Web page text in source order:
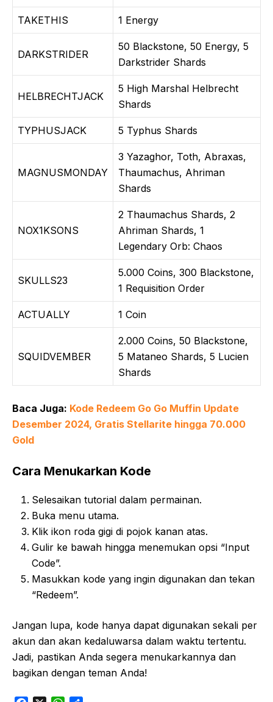
TAKETHIS 1 Energy
DARKSTRIDER
50 Blackstone, 50 Energy, 5
Darkstrider Shards
HELBRECHTJACK
5 High Marshal Helbrecht
Shards
TYPHUSJACK 5 Typhus Shards
MAGNUSMONDAY
3 Yazaghor, Toth, Abraxas,
Thaumachus, Ahriman
Shards
NOX1KSONS
2 Thaumachus Shards, 2
Ahriman Shards, 1
Legendary Orb: Chaos
SKULLS23
5.000 Coins, 300 Blackstone,
1 Requisition Order
ACTUALLY 1 Coin
SQUIDVEMBER
2.000 Coins, 50 Blackstone,
5 Mataneo Shards, 5 Lucien
Shards
Baca Juga: Kode Redeem Go Go Muffin Update
Desember 2024, Gratis Stellarite hingga 70.000
Gold
Cara Menukarkan Kode
Selesaikan tutorial dalam permainan.
Buka menu utama.
Klik ikon roda gigi di pojok kanan atas.
Gulir ke bawah hingga menemukan opsi “Input
Code”.
Masukkan kode yang ingin digunakan dan tekan
“Redeem”.
Jangan lupa, kode hanya dapat digunakan sekali per
akun dan akan kedaluwarsa dalam waktu tertentu.
Jadi, pastikan Anda segera menukarkannya dan
bagikan dengan teman Anda!